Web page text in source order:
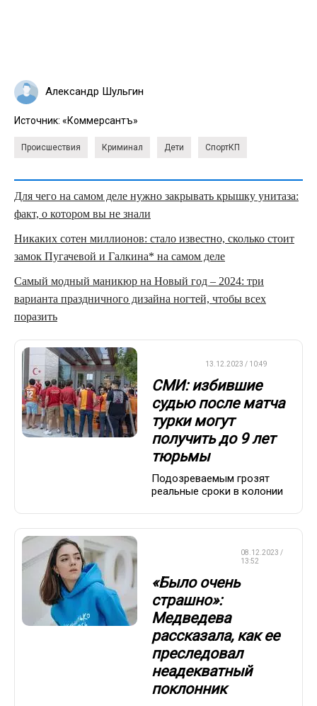
Александр Шульгин
Источник: «Коммерсантъ»
Происшествия Криминал Дети СпортКП
Для чего на самом деле нужно закрывать крышку унитаза:
факт, о котором вы не знали
Никаких сотен миллионов: стало известно, сколько стоит
замок Пугачевой и Галкина* на самом деле
Самый модный маникюр на Новый год – 2024: три
варианта праздничного дизайна ногтей, чтобы всех
поразить
13.12.2023 / 10:49
СМИ: избившие
судью после матча
турки могут
получить до 9 лет
тюрьмы
Подозреваемым грозят
реальные сроки в колонии
08.12.2023 /
13:52
«Было очень
страшно»:
Медведева
рассказала, как ее
преследовал
неадекватный
поклонник